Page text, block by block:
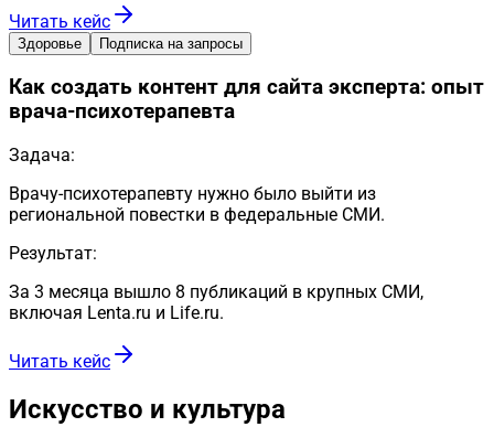
Читать кейс
Здоровье Подписка на запросы
Как создать контент для сайта эксперта: опыт
врача-психотерапевта
Задача:
Врачу-психотерапевту нужно было выйти из
региональной повестки в федеральные СМИ.
Результат:
За 3 месяца вышло 8 публикаций в крупных СМИ,
включая Lenta.ru и Life.ru.
Читать кейс
Искусство и культура